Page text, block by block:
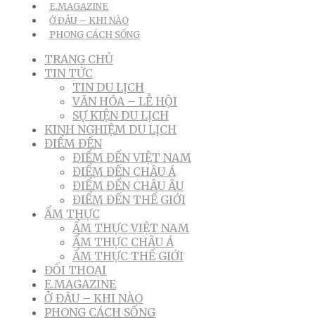
E.MAGAZINE
Ở ĐÂU – KHI NÀO
PHONG CÁCH SỐNG
TRANG CHỦ
TIN TỨC
TIN DU LỊCH
VĂN HÓA – LỄ HỘI
SỰ KIỆN DU LỊCH
KINH NGHIỆM DU LỊCH
ĐIỂM ĐẾN
ĐIỂM ĐẾN VIỆT NAM
ĐIỂM ĐẾN CHÂU Á
ĐIỂM ĐẾN CHÂU ÂU
ĐIỂM ĐẾN THẾ GIỚI
ẨM THỰC
ẨM THỰC VIỆT NAM
ẨM THỰC CHÂU Á
ẨM THỰC THẾ GIỚI
ĐỐI THOẠI
E.MAGAZINE
Ở ĐÂU – KHI NÀO
PHONG CÁCH SỐNG